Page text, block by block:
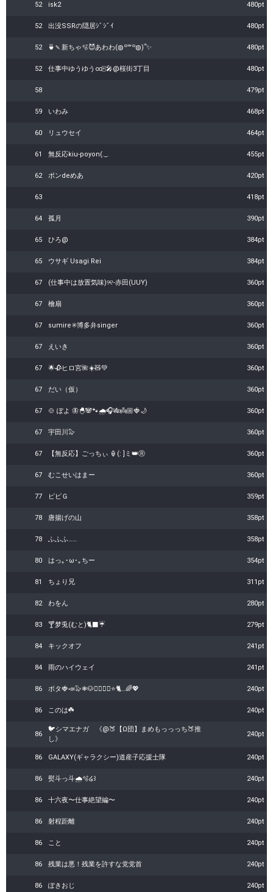
52 isk2 480pt
52 出没SSRの隠居ｼﾞｼﾞｲ 480pt
52 🍵🍡新ちゃ🫧😈あわわ(◍꒪꒳​꒪◍)՞✨ 480pt
52 仕事中ゆうゆう∞🀄️🎤@桜街3丁目 480pt
58 479pt
59 いわみ 468pt
60 リュウセイ 464pt
61 無反応kiu-poyon(._. 455pt
62 ポンdeめあ 420pt
63 418pt
64 孤月 390pt
65 ひろ@ 384pt
65 ウサギ Usagi Rei 384pt
67 (仕事中は放置気味)୨୧-赤田(UUY) 360pt
67 檜扇 360pt
67 sumire✳️博多弁singer 360pt
67 えいき 360pt
67 🌟🥀ヒロ宮🌺☀️🧸💚 360pt
67 だい（仮） 360pt
67 🍲 ぽよ 🦋🐣‬🐼🐾🌧🎧🎋👼🏼🍓🌙 360pt
67 宇田川🦭 360pt
67 【無反応】ごっちぃ 🏮(: ]ミ👑Ⓡ 360pt
67 むこせいはまー 360pt
77 ピピＧ 359pt
78 唐揚げの山 358pt
78 ふふふ…… 358pt
80 はっ｡･ω･｡ちー 354pt
81 ちょり兄 311pt
82 わをん 280pt
83 🍸梦兎(むと)🐈‍⬛☔ 279pt
84 キックオフ 241pt
84 雨のハイウェイ 241pt
86 ボタ🍓📣🦭❄🐶‪‎❤️‍🔥🍀🌻⭐🐈…🌈💖 240pt
86 このは☘️ 240pt
86
🐦シマエナガ 《@🍑【Ω団】まめもっっっち🍑推
し》
240pt
86 GALAXY(ギャラクシー)道産子応援士隊 240pt
86 熨斗っ斗🌧🫧໒꒱ 240pt
86 十六夜〜仕事絶望編〜 240pt
86 射程距離 240pt
86 こと 240pt
86 残業は悪！残業を許すな党党首 240pt
86 ぽきおじ 240pt